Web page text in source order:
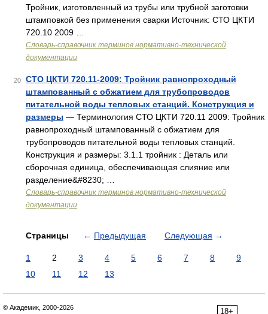
Тройник, изготовленный из трубы или трубной заготовки
штамповкой без применения сварки Источник: СТО ЦКТИ
720.10 2009 …
Словарь-справочник терминов нормативно-технической
документации
20
СТО ЦКТИ 720.11-2009: Тройник равнопроходный
штампованный с обжатием для трубопроводов
питательной воды тепловых станций. Конструкция и
размеры — Терминология СТО ЦКТИ 720.11 2009: Тройник
равнопроходный штампованный с обжатием для
трубопроводов питательной воды тепловых станций.
Конструкция и размеры: 3.1.1 тройник : Деталь или
сборочная единица, обеспечивающая слияние или
разделение&#8230; …
Словарь-справочник терминов нормативно-технической
документации
Страницы ← Предыдущая Следующая →
1 2 3 4 5 6 7 8
9
10
11 12 13
18+
© Академик, 2000-2026